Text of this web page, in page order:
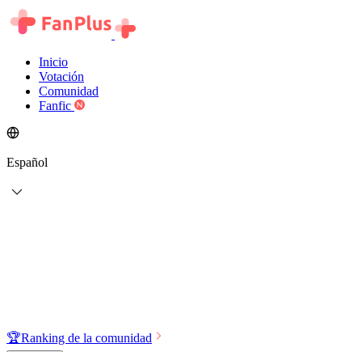
Inicio
Votación
Comunidad
Fanfic
Español
🏆Ranking de la comunidad